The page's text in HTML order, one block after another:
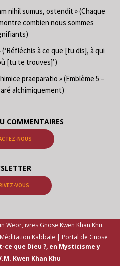
nihil sumus, ostendit » (Chaque
combien nous sommes
à ce que [tu dis], à qui
[tu te trouves]’)
praeparatio » (Emblème 5 –
alchimiquement)
COMMENTAIRES
NOUS
VOUS
Weor, ivres Gnose Kwen Khan Khu.
Kabbale | Portal de Gnose
ce que Dieu ?, en Mysticisme y
Kwen Khan Khu